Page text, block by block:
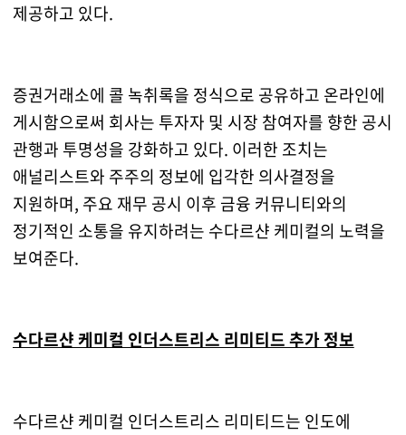
제공하고 있다.
증권거래소에 콜 녹취록을 정식으로 공유하고 온라인에
게시함으로써 회사는 투자자 및 시장 참여자를 향한 공시
관행과 투명성을 강화하고 있다. 이러한 조치는
애널리스트와 주주의 정보에 입각한 의사결정을
지원하며, 주요 재무 공시 이후 금융 커뮤니티와의
정기적인 소통을 유지하려는 수다르샨 케미컬의 노력을
보여준다.
수다르샨 케미컬 인더스트리스 리미티드 추가 정보
수다르샨 케미컬 인더스트리스 리미티드는 인도에